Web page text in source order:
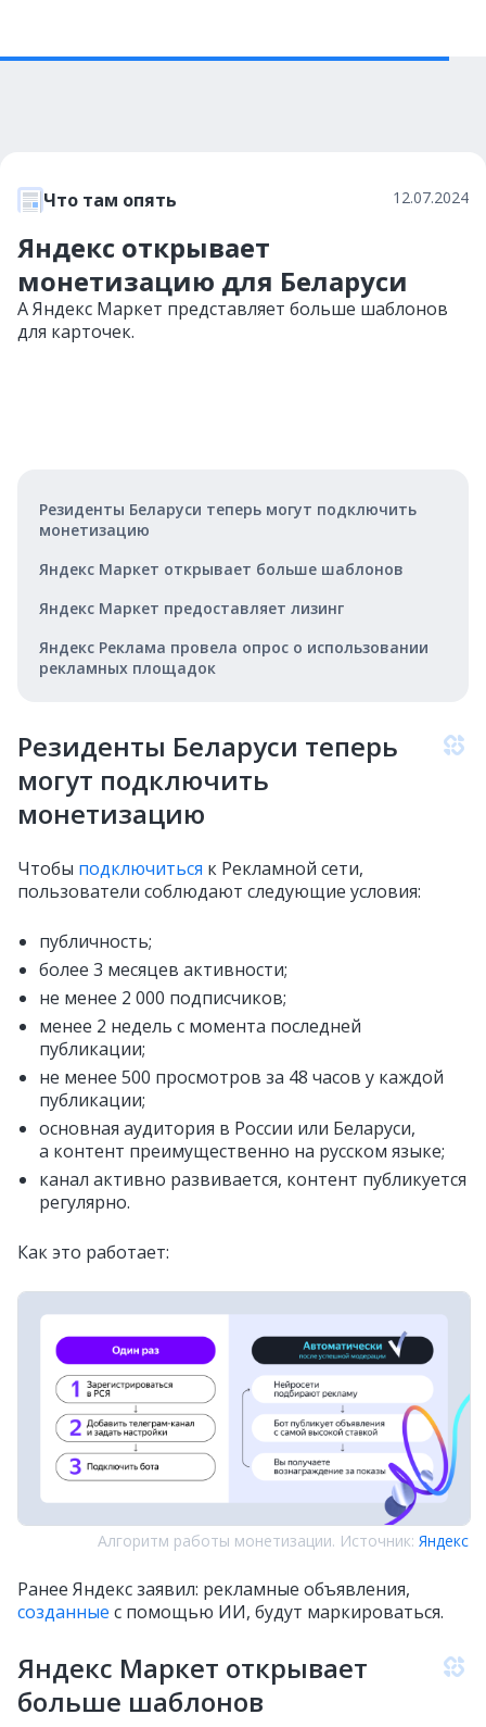
Что там опять 12.07.2024
Яндекс открывает
монетизацию для Беларуси
А Яндекс Маркет представляет больше шаблонов
для карточек.
Резиденты Беларуси теперь могут подключить
монетизацию
Яндекс Маркет открывает больше шаблонов
Яндекс Маркет предоставляет лизинг
Яндекс Реклама провела опрос о использовании
рекламных площадок
Резиденты Беларуси теперь
могут подключить
монетизацию
Чтобы подключиться к Рекламной сети,
пользователи соблюдают следующие условия:
публичность;
более 3 месяцев активности;
не менее 2 000 подписчиков;
менее 2 недель с момента последней
публикации;
не менее 500 просмотров за 48 часов у каждой
публикации;
основная аудитория в России или Беларуси,
а контент преимущественно на русском языке;
канал активно развивается, контент публикуется
регулярно.
Как это работает:
Алгоритм работы монетизации. Источник: Яндекс
Ранее Яндекс заявил: рекламные объявления,
созданные с помощью ИИ, будут маркироваться.
Яндекс Маркет открывает
больше шаблонов